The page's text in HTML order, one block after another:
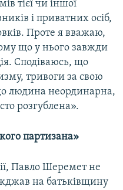
тієї чи іншої
і приватних осіб,
Проте я вважаю,
що у нього завжди
Сподіваюсь, що
тривоги за свою
людина неординарна,
розгублена».
партизана»
Павло Шеремет не
на батьківщину